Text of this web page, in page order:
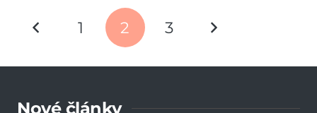
1 2 3
Nové články